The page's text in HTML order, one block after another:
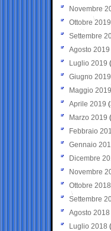
Novembre
Ottobre 2019
Settembre
Agosto 2019
Luglio 2019
Giugno 2019
Maggio 2019
Aprile 2019
Marzo 2019
Febbraio
Gennaio
Dicembre
Novembre
Ottobre 2018
Settembre
Agosto 2018
Luglio 2018